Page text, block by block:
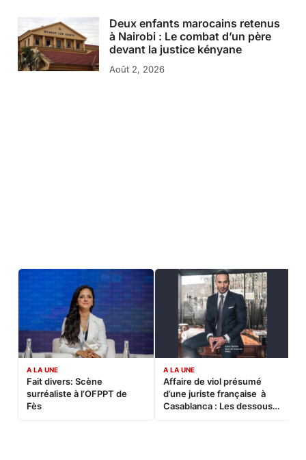
Deux enfants marocains retenus
à Nairobi : Le combat d’un père
devant la justice kényane
Août 2, 2026
A LA UNE
Fait divers: Scène
surréaliste à l’OFPPT de
Fès
A LA UNE
Affaire de viol présumé
d’une juriste française à
Casablanca : Les dessous